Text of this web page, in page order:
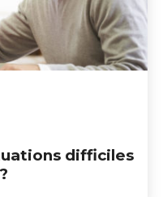
difficiles